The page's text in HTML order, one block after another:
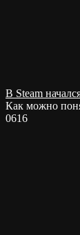
В Steam
Как можно
0616